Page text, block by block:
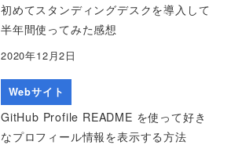
初めてスタンディングデスクを導入して
半年間使ってみた感想
2020年12月2日
Webサイト
GitHub Profile README を使って好き
なプロフィール情報を表示する方法